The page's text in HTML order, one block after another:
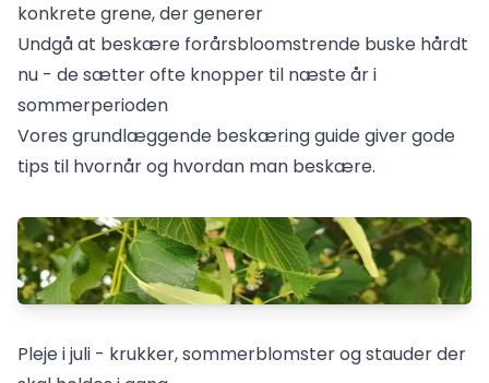
konkrete grene, der generer
Undgå at beskære forårsbloomstrende buske hårdt
nu - de sætter ofte knopper til næste år i
sommerperioden
Vores grundlæggende beskæringguide giver gode
tips til hvornår og hvordan man beskære.
Pleje i juli - krukker, sommerblomster og stauder der